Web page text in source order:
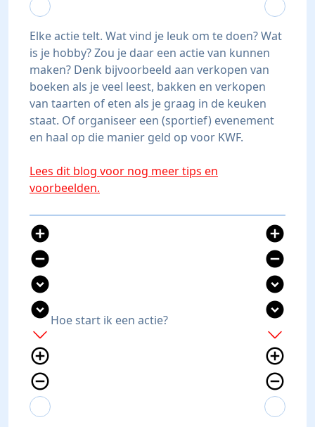
expand_more
expand_less expand_more
expand_less
Elke actie telt. Wat vind je leuk om te doen? Wat
is je hobby? Zou je daar een actie van kunnen
maken? Denk bijvoorbeeld aan verkopen van
boeken als je veel leest, bakken en verkopen
van taarten of eten als je graag in de keuken
staat. Of organiseer een (sportief) evenement
en haal op die manier geld op voor KWF.
Lees dit blog voor nog meer tips en
voorbeelden.
add_circle
remove_circle
expand_circle_down
expand_circle_down
add
add_circle_outline
remove_circle_outline
expand_more
expand_less
Hoe start ik een actie?
add_circle
remove_circle
expand_circle_down
expand_circle_down
add
add_circle_outline
remove_circle_outline
expand_more
expand_less